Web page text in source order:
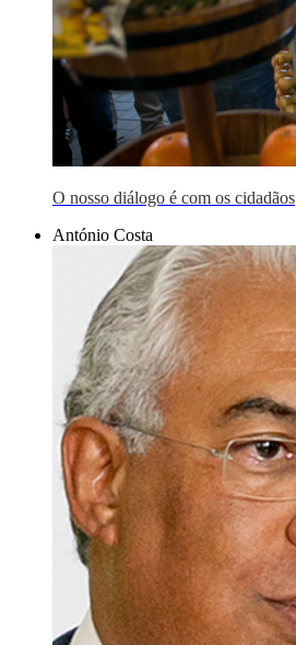
O nosso diálogo é com os cidadãos
António Costa